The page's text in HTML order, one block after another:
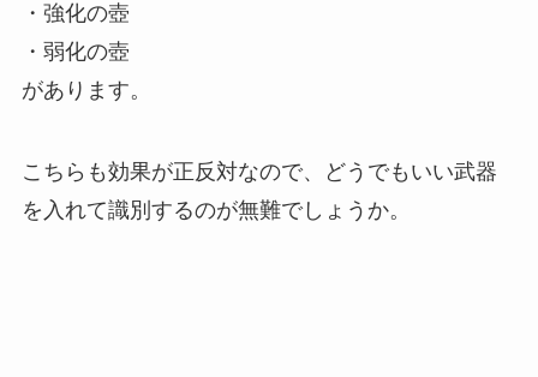
・強化の壺
・弱化の壺
があります。
こちらも効果が正反対なので、どうでもいい武器
を入れて識別するのが無難でしょうか。